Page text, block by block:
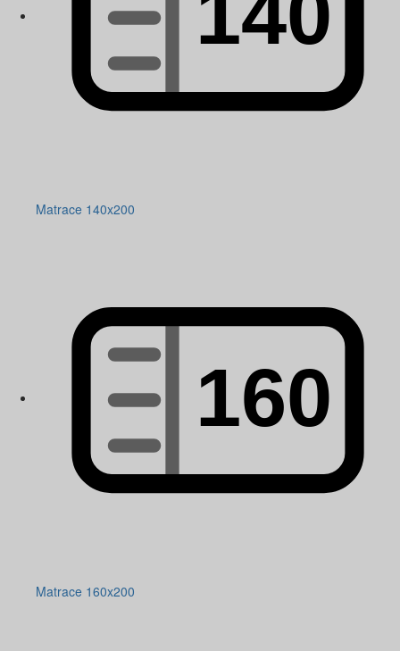
Matrace 140x200
Matrace 160x200